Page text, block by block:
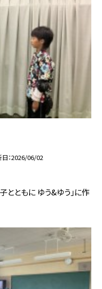
日 2026/06/02
とともに ゆう&ゆう」に作